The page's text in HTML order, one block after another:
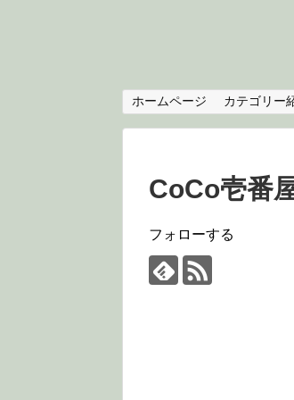
ホームページ カテゴリー
CoCo壱番
フォローする